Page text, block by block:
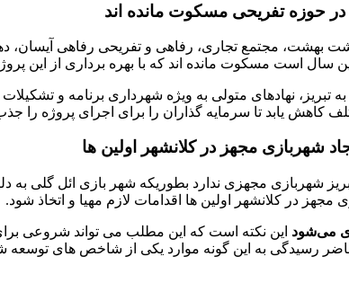
حوزه تفریحی مسکوت مانده اند
بهشت، مجتمع تجاری، رفاهی و تفریحی رفاهی آیسان،
سال است مسکوت مانده اند که با بهره برداری از این
تبریز، نهادهای متولی به ویژه شهرداری برنامه و
کاهش یابد تا سرمایه گذاران را برای اجرای پروژه را
شهربازی مجهز در کلانشهر اولین ها
شهربازی مجهزی ندارد بطوریکه شهر بازی ائل گلی به
در کلانشهر اولین ها اقدامات لازم مهیا و اتخاذ شود.
می‌شود این نکته است که این مطلب می تواند شروعی
رسیدگی به این گونه موارد یکی از شاخص های